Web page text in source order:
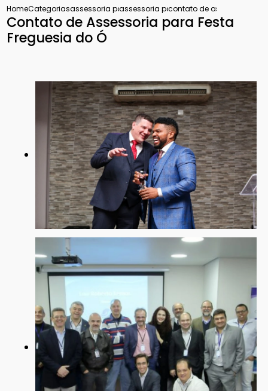
HomeCategoriasassessoria para eventoassessoria para festacontato de assessoria
Contato de Assessoria para Festa
Freguesia do Ó